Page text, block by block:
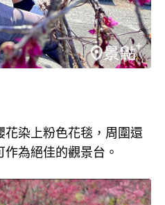
花染上粉色花毯，周圍還
為絕佳的觀景台。